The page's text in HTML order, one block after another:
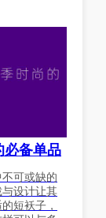
必备单品
可或缺的
设计让其
短袄子，